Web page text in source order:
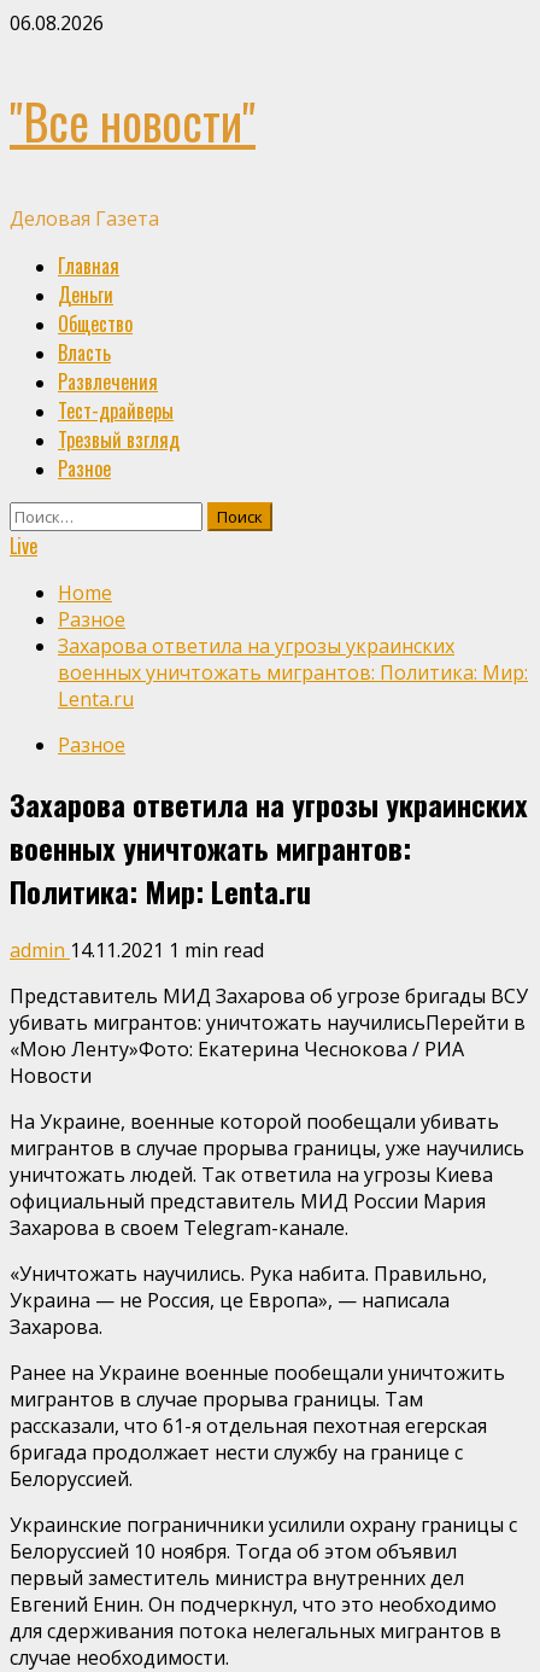
Skip
06.08.2026
"Все новости"
Деловая Газета
Primary
Menu
Главная
Деньги
Общество
Власть
Развлечения
Тест-драйверы
Трезвый взгляд
Разное
Найти:
Live
Home
Разное
Захарова ответила на угрозы украинских
военных уничтожать мигрантов: Политика: Мир:
Lenta.ru
Разное
Захарова ответила на угрозы украинских
военных уничтожать мигрантов:
Политика: Мир: Lenta.ru
admin 14.11.2021 1 min read
Представитель МИД Захарова об угрозе бригады ВСУ
убивать мигрантов: уничтожать научилисьПерейти в
«Мою Ленту»Фото: Екатерина Чеснокова / РИА
Новости
На Украине, военные которой пообещали убивать
мигрантов в случае прорыва границы, уже научились
уничтожать людей. Так ответила на угрозы Киева
официальный представитель МИД России Мария
Захарова в своем Telegram-канале.
«Уничтожать научились. Рука набита. Правильно,
Украина — не Россия, це Европа», — написала
Захарова.
Ранее на Украине военные пообещали уничтожить
мигрантов в случае прорыва границы. Там
рассказали, что 61-я отдельная пехотная егерская
бригада продолжает нести службу на границе с
Белоруссией.
Украинские пограничники усилили охрану границы с
Белоруссией 10 ноября. Тогда об этом объявил
первый заместитель министра внутренних дел
Евгений Енин. Он подчеркнул, что это необходимо
для сдерживания потока нелегальных мигрантов в
случае необходимости.